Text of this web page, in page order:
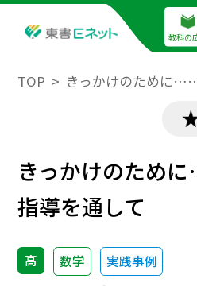
教科の
TOP きっかけのために
きっかけのため
指導を通して
高 数学 実践事例